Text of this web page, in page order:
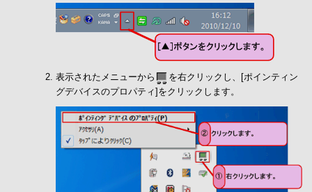
表示されたメニューから
を右クリックし、[ポインティン
グデバイスのプロパティ]をクリックします。